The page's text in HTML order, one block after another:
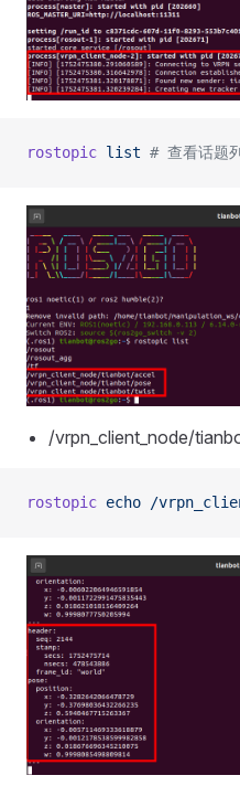
rostopic list # 查看话题
/vrpn_client_node/
rostopic echo /